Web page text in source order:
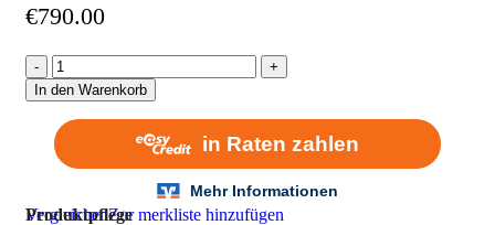
€790.00
In den Warenkorb
VergleichenZur merkliste hinzufügen
Produktpflege